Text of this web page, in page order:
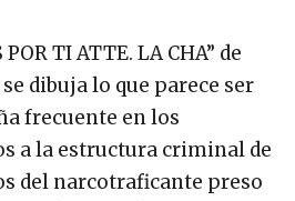
POR TI ATTE. LA CHA” de
dibuja lo que parece ser
frecuente en los
a la estructura criminal de
del narcotraficante preso